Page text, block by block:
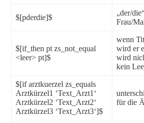
$[pderdie]$
„der/
Frau/
$[if_then pt zs_not_equal
<leer> pt]$
wenn
wird er
wird
kein
$[if arztkuerzel zs_equals
Arztkürzel1 ‘Text_Arzt1‘
Arztkürzel2 ‘Text_Arzt2‘
Arztkürzel3 ‘Text_Arzt3‘]$
für die